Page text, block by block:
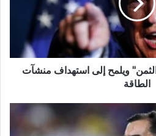
الثمن" ويلمح إلى استهداف منشآت
الطاقة